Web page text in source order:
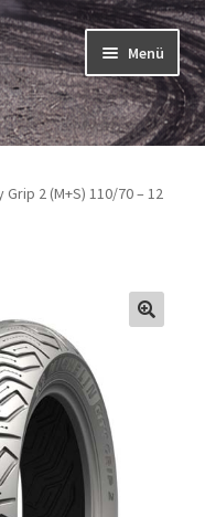
Menü
Grip 2 (M+S) 110/70 – 12